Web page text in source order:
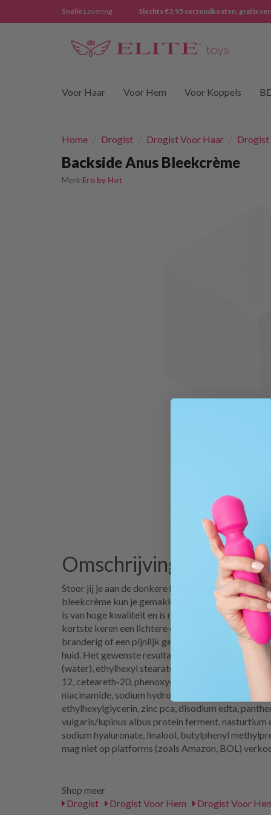
Snelle Levering Slechts €3,95 verzendkosten, gratis
Voor Haar Voor Hem Voor Koppels
Home Drogist Drogist Voor Haar Drogist
Backside Anus Bleekcrème
Merk:Ero by Hot
Omschrijving
Stoor jij je aan de donkere huid rondom je anus?
bleekcrème kun je gemakkelijk en veilig de huid
is van hoge kwaliteit en is naast effectief ook
kortste keren een lichtere en soepele huid! Stop
branderig of een pijnlijk gevoel. Gebruik het
huid. Het gewenste resultaat kan per persoon
(water), ethylhexyl stearate, glycerin, glyceryl
12, ceteareth-20, phenoxyethanol, carbomer,
niacinamide, sodium hydroxide, parfum
ethylhexylglycerin, zinc pca, disodium edta,
vulgaris/lupinus albus protein ferment,
sodium hyaluronate, linalool, butylphenyl
mag niet op platforms (zoals Amazon, BOL)
Shop meer
Drogist
Drogist Voor Hem Drogist Voor